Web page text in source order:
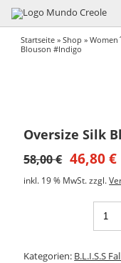
Startseite »Shop »
Blouson #Indigo
Oversize Silk
58,00€ 46,80€
inkl. 19 % MwSt. zzgl.
Kategorien: B.L.I.S.S